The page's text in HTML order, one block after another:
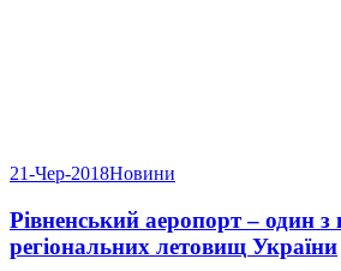
21-Чер-2018Новини
Рівненський аеропорт – один
регіональних летовищ України